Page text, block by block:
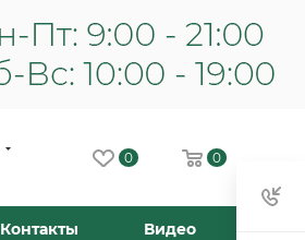
0 0
Контакты Видео